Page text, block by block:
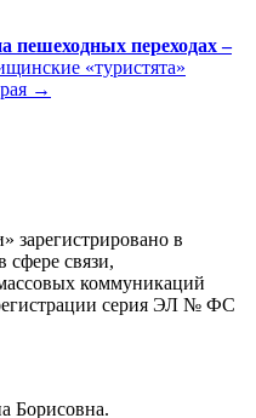
пешеходных переходах –
«туристята»
→
зарегистрировано в
сфере связи,
коммуникаций
серия ЭЛ № ФС
Борисовна.